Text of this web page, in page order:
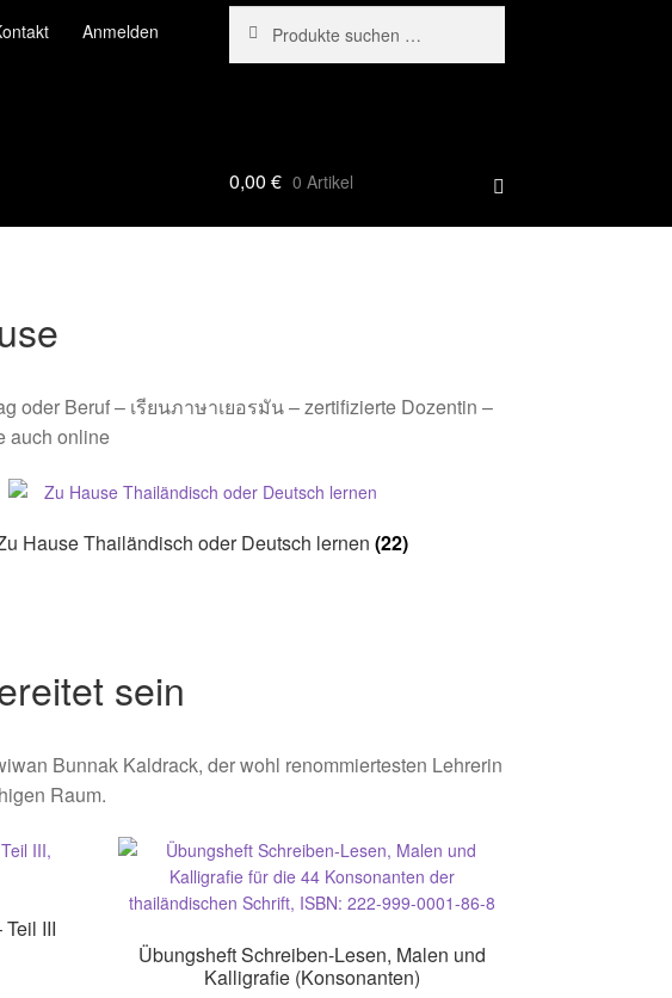
Anmelden
Suchen
nach:
0,00 € 0 Artikel
Thailand?
Plan?
oder Beruf – เรียนภาษาเยอรมัน – zertifizierte Dozentin –
auch online
Hause Thailändisch oder Deutsch lernen (22)
sein
Bunnak Kaldrack, der wohl renommiertesten Lehrerin
Raum.
III
Übungsheft Schreiben-Lesen, Malen und
Kalligrafie (Konsonanten)